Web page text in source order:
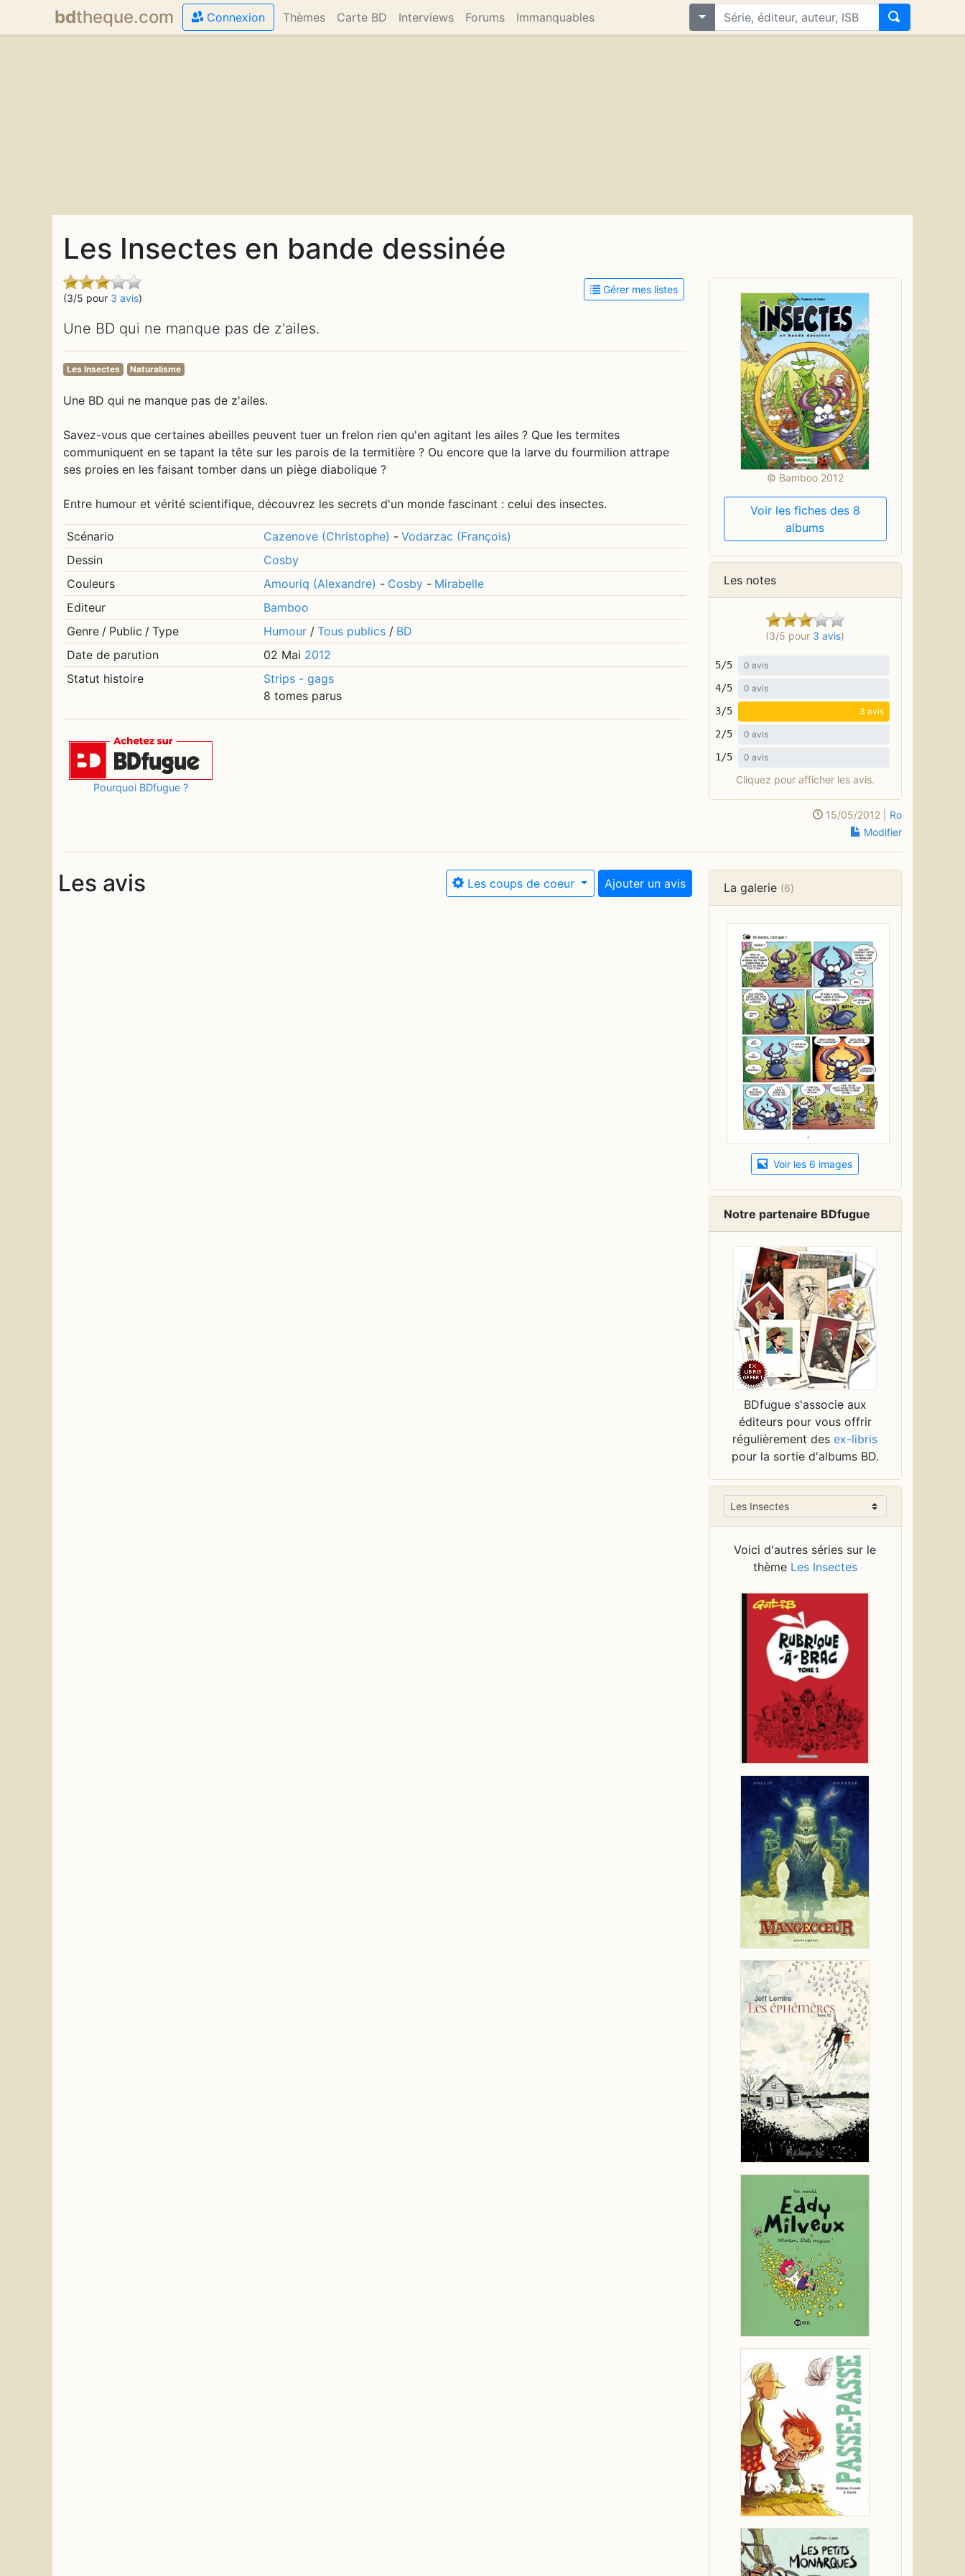
bdtheque.com Connexion Thèmes Carte BD Interviews Forums Immanquables
Les Insectes en bande dessinée
(3/5 pour 3 avis)
Gérer mes listes
Une BD qui ne manque pas de z'ailes.
Les Insectes Naturalisme
Une BD qui ne manque pas de z'ailes.
Savez-vous que certaines abeilles peuvent tuer un frelon rien qu'en agitant les ailes ? Que les termites
communiquent en se tapant la tête sur les parois de la termitière ? Ou encore que la larve du fourmilion attrape
ses proies en les faisant tomber dans un piège diabolique ?
Entre humour et vérité scientifique, découvrez les secrets d'un monde fascinant : celui des insectes.
Scénario Cazenove (Christophe) - Vodarzac (François)
Dessin
Cosby
Couleurs
Amouriq (Alexandre) - Cosby - Mirabelle
Editeur
Bamboo
Genre / Public / Type Humour / Tous publics / BD
Date de parution
02 Mai 2012
Statut histoire
Strips - gags
8 tomes parus
Pourquoi BDfugue ?
© Bamboo 2012
Voir les fiches des 8
albums
Les notes
(3/5 pour 3 avis)
5/5 0 avis
4/5 0 avis
3/5 3 avis
2/5 0 avis
1/5 0 avis
Cliquez pour afficher les avis.
15/05/2012 | Ro
Modifier
Les avis Les coups de coeur Ajouter un avis La galerie (6)
Voir les 6 images
Notre partenaire BDfugue
BDfugue s'associe aux
éditeurs pour vous offrir
régulièrement desex-libris
pour la sortie d'albums BD.
Voici d'autres séries sur le
thème Les Insectes